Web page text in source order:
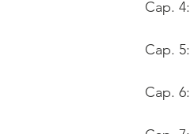
Cap. 4:
Cap. 5:
Cap. 6: